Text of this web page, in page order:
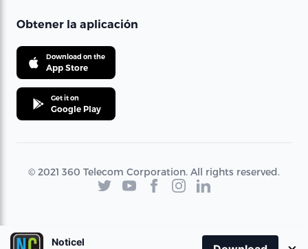
Obtener la aplicación
Download on the
App Store
Get it on
Google Play
© 2021 360 Telecom Corporation. All rights reserved.
Noticel